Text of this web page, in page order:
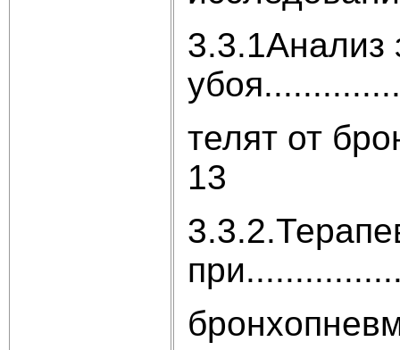
3.3.1Анализ
телят от
13